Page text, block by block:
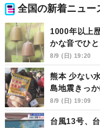
全国の新着ニュー
1000年以上
かな音でひ
8/9 (日) 19:20
熊本 少ない
島地震きっ
8/9 (日) 19:09
台風13号、